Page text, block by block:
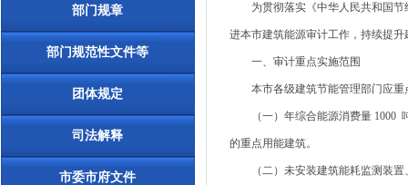
部门规章
部门规范性文件等
团体规定
司法解释
市委市府文件
为贯彻落实《中华人民共和国节
进本市建筑能源审计工作，持续提
一、审计重点实施范围
本市各级建筑节能管理部门应重
（一）年综合能源消费量 1000 吨
的重点用能建筑。
（二）未安装建筑能耗监测装置